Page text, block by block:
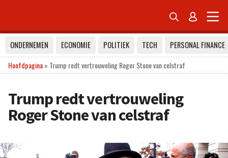
 
ONDERNEMEN ECONOMIE POLITIEK TECH
PERSONAL FINANCE
Hoofdpagina» Trump redt vertrouweling Roger Stone van celstraf
Trump redt vertrouweling
Roger Stone van celstraf